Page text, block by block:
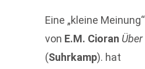
Eine „kleine
von E.M. Cioran
(Suhrkamp). hat